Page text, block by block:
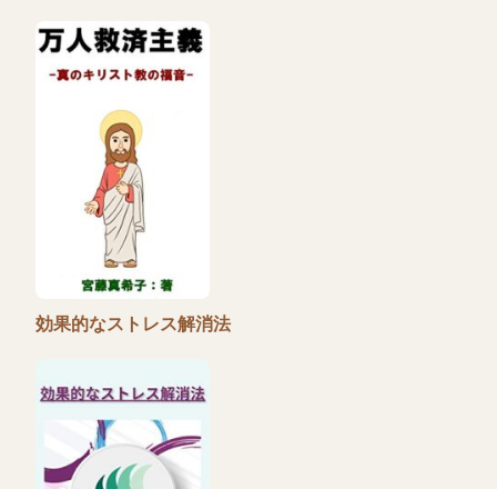
効果的なストレス解消法